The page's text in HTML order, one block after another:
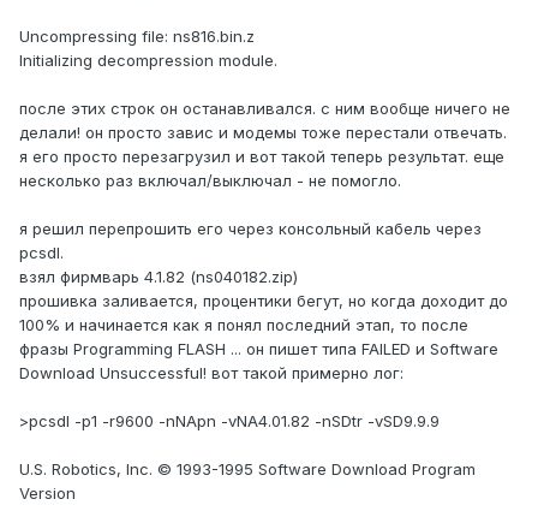
Uncompressing file: ns816.bin.z
Initializing decompression module.
после этих строк он останавливался. с ним вообще ничего не
делали! он просто завис и модемы тоже перестали отвечать.
я его просто перезагрузил и вот такой теперь результат. еще
несколько раз включал/выключал - не помогло.
я решил перепрошить его через консольный кабель через
pcsdl.
взял фирмварь 4.1.82 (ns040182.zip)
прошивка заливается, процентики бегут, но когда доходит до
100% и начинается как я понял последний этап, то после
фразы Programming FLASH ... он пишет типа FAILED и Software
Download Unsuccessful! вот такой примерно лог:
>pcsdl -p1 -r9600 -nNApn -vNA4.01.82 -nSDtr -vSD9.9.9
U.S. Robotics, Inc. © 1993-1995 Software Download Program
Version